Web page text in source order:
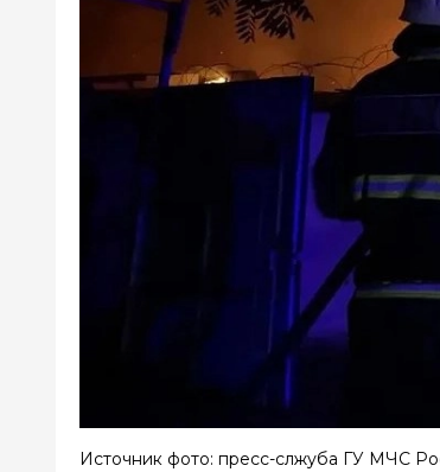
Источник фото: пресс-слжуба ГУ МЧС